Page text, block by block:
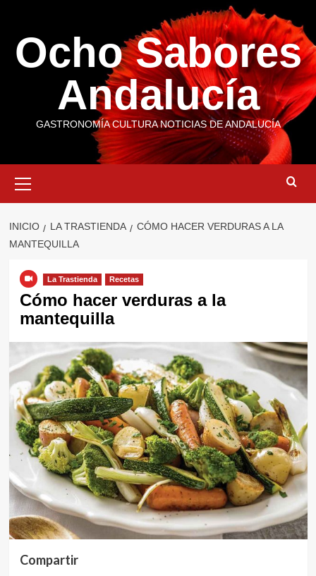
contenido
Ocho Sabores
Andalucía
GASTRONOMÍA CULTURA NOTICIAS DE ANDALUCÍA
primario
INICIO LA TRASTIENDA
CÓMO HACER VERDURAS A LA
MANTEQUILLA
La Trastienda Recetas
Cómo hacer verduras a la
mantequilla
Compartir